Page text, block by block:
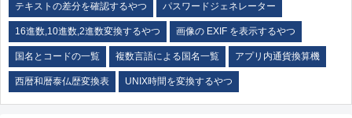
テキストの差分を確認するやつ パスワードジェネレーター
16進数,10進数,2進数変換するやつ 画像の EXIF を表示するやつ
国名とコードの一覧 複数言語による国名一覧 アプリ内通貨換算機
西暦和暦泰仏歴変換表 UNIX時間を変換するやつ